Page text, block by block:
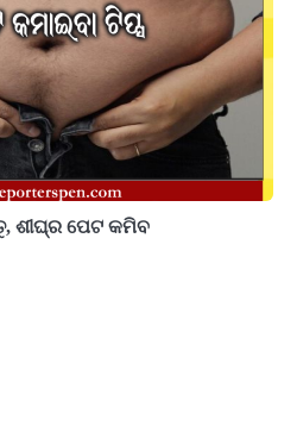
ଶୀଘ୍ର ପେଟ କମିବ